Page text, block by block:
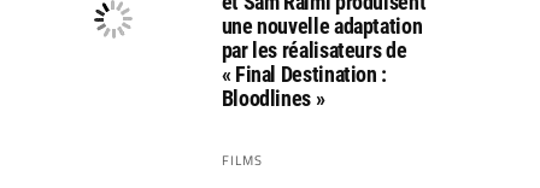
une nouvelle adaptation
par les réalisateurs de
« Final Destination :
Bloodlines »
FILMS